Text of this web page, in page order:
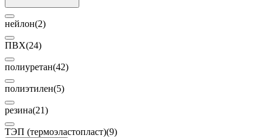
нейлон(2)
ПВХ(24)
полиуретан(42)
полиэтилен(5)
резина(21)
ТЭП (термоэластопласт)(9)